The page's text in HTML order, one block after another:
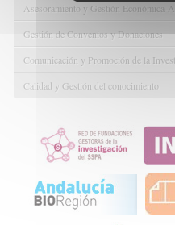
Asesoramiento y Gestión Económica-
Gestión de Convenios y Donaciones
Comunicación y Promoción de la
Calidad y Gestión del conocimiento